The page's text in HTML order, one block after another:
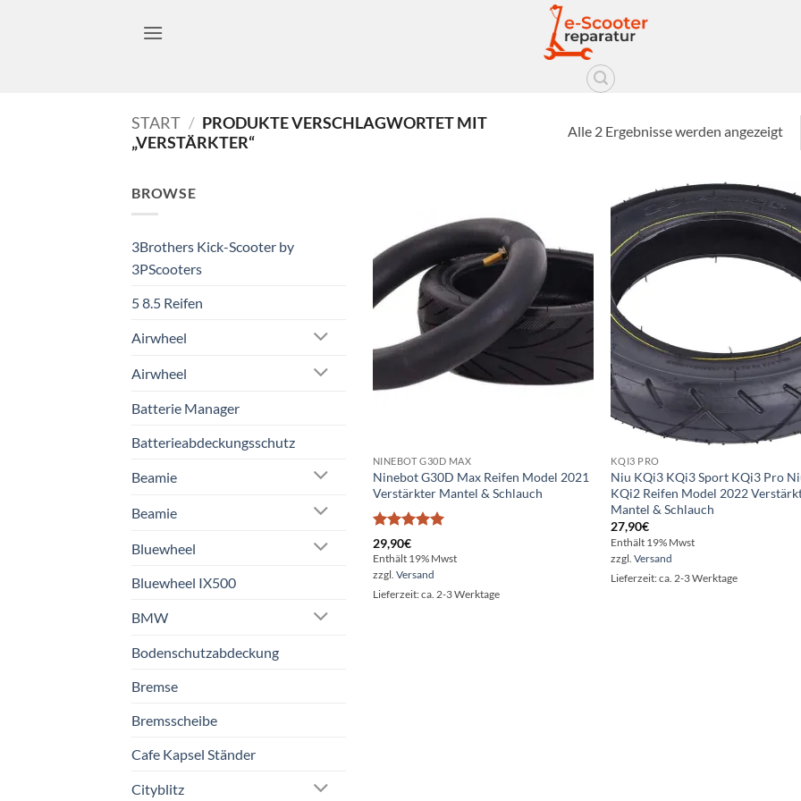
START / PRODUKTE VERSCHLAGWORTET MIT
„VERSTÄRKTER“
Alle 2 Ergebnisse werden angezeigt
BROWSE
3Brothers Kick-Scooter by
3PScooters
5 8.5 Reifen
Airwheel
Airwheel
Batterie Manager
Batterieabdeckungsschutz
Beamie
Beamie
Bluewheel
Bluewheel IX500
BMW
Bodenschutzabdeckung
Bremse
Bremsscheibe
Cafe Kapsel Ständer
Cityblitz
Auf die
Wunschliste
NINEBOT G30D MAX
Ninebot G30D Max Reifen Model 2021
Verstärkter Mantel & Schlauch
Bewertet
mit5von
29,90€
Enthält 19% Mwst
zzgl. Versand
Lieferzeit: ca. 2-3 Werktage
Auf
KQI3 PRO
Niu KQi3 KQi3 Sport KQi3 Pro
KQi2 Reifen Model 2022
Mantel & Schlauch
27,90€
Enthält 19% Mwst
zzgl.Versand
Lieferzeit: ca. 2-3 Werktage